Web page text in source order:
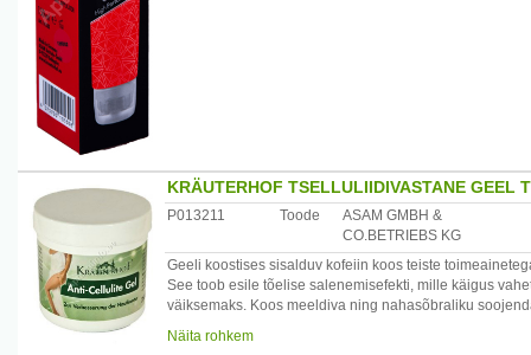
KRÄUTERHOF TSELLULIIDIVASTANE GEEL
P013211 Toode
ASAM GMBH &
CO.BETRIEBS KG
Geeli koostises sisalduv kofeiin koos teiste
See toob esile tõelise salenemisefekti, mille käigus
väiksemaks. Koos meeldiva ning nahasõbraliku
Kasutamine: kanda gapäevaselt hommikul ja õhtul
Näita rohkem